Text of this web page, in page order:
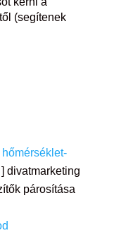
(segítenek
párosítása